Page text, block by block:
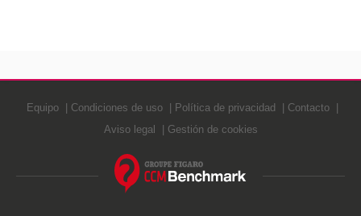
Equipo Condiciones de uso Política de privacidad
Contacto
Aviso legal
Gestión de cookies